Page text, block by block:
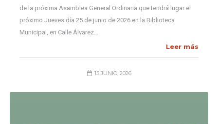
de la próxima Asamblea General Ordinaria que tendrá lugar el
próximo Jueves día 25 de junio de 2026 en la Biblioteca
Municipal, en Calle Álvarez…
Leer más
15 JUNIO, 2026